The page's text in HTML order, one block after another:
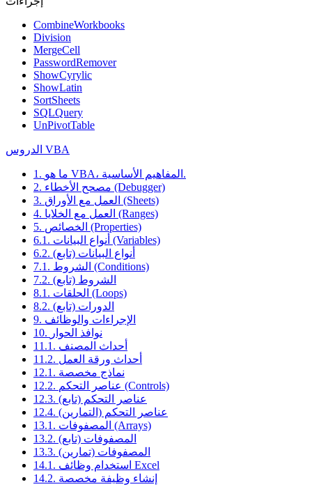
CombineWorkbooks
Division
MergeCell
PasswordRemover
ShowCyrylic
ShowLatin
SortSheets
SQLQuery
UnPivotTable
الدروس VBA
1. ما هو VBA، المفاهيم الأساسية.
2. مصحح الأخطاء (Debugger)
3. العمل مع الأوراق (Sheets)
4. العمل مع الخلايا (Ranges)
5. الخصائص (Properties)
6.1. أنواع البيانات (Variables)
6.2. أنواع البيانات (تابع)
7.1. الشروط (Conditions)
7.2. الشروط (تابع)
8.1. الحلقات (Loops)
8.2. الدورات (تابع)
9. الإجراءات والوظائف
10. نوافذ الحوار
11.1. أحداث المصنف
11.2. أحداث ورقة العمل
12.1. نماذج مخصصة
12.2. عناصر التحكم (Controls)
12.3. عناصر التحكم (تابع)
12.4. عناصر التحكم (التمارين)
13.1. المصفوفات (Arrays)
13.2. المصفوفات (تابع)
13.3. المصفوفات (تمارين)
14.1. استخدام وظائف Excel
14.2. إنشاء وظيفة مخصصة